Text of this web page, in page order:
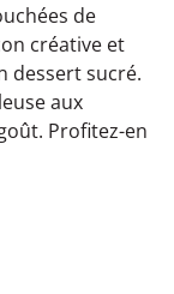
de
créative et
dessert sucré.
aux
Profitez-en